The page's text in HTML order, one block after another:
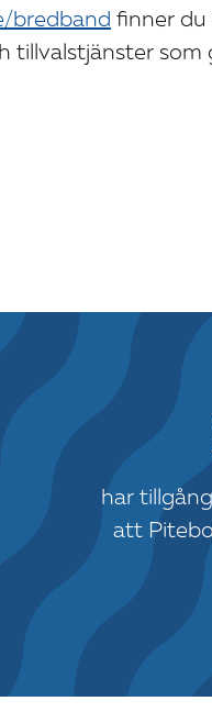
bredband finner du
tillvalstjänster som
har
att